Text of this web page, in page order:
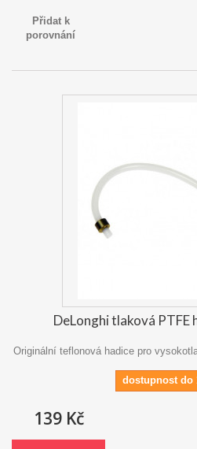
Přidat k
porovnání
DeLonghi tlaková PTFE
Originální teflonová hadice pro
dostupnost do
139 Kč